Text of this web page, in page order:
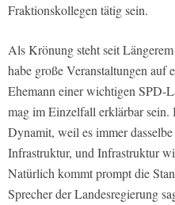
Fraktionskollegen tätig sein.
Als Krönung steht seit
habe große Veranstaltungen auf
Ehemann einer wichtigen SPD-
mag im Einzelfall erklärbar sein.
Dynamit, weil es immer
Infrastruktur, und Infrastruktur
Natürlich kommt prompt die
Sprecher der Landesregierung